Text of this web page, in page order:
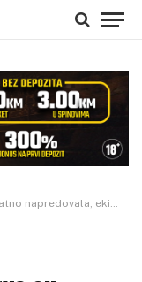
ekipa koja igra u dva bloka